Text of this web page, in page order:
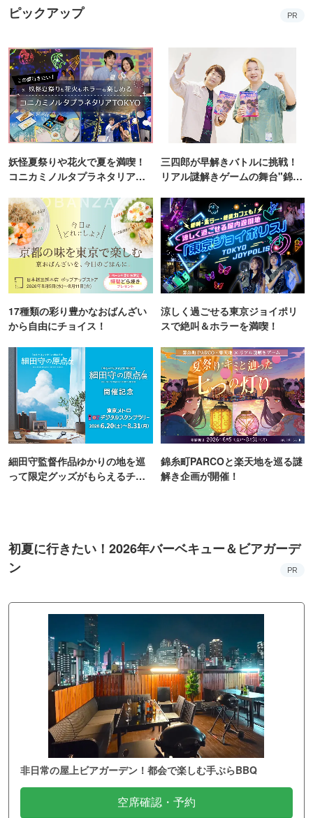
ピックアップ PR
妖怪夏祭りや花火で夏を満喫！
コニカミノルタプラネタリア
三四郎が早解きバトルに挑戦！
リアル謎解きゲームの舞台"錦糸
17種類の彩り豊かなおばんざい
から自由にチョイス！
涼しく過ごせる東京ジョイポリ
スで絶叫＆ホラーを満喫！
細田守監督作品ゆかりの地を巡
って限定グッズがもらえるチャ
錦糸町PARCOと楽天地を巡る謎
解き企画が開催！
初夏に行きたい！2026年バーベキュー＆ビアガーデ
ン
PR
非日常の屋上ビアガーデン！都会で楽しむ手ぶらBBQ
空席確認・予約